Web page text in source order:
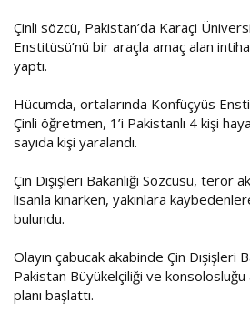
Çinli sözcü, Pakistan’da Karaçi
Enstitüsü’nü bir araçla amaç alan
yaptı.
Hücumda, ortalarında Konfüçyüs
Çinli öğretmen, 1’i Pakistanlı 4 kişi
sayıda kişi yaralandı.
Çin Dışişleri Bakanlığı Sözcüsü, terör
lisanla kınarken, yakınlara
bulundu.
Olayın çabucak akabinde Çin Dışişleri
Pakistan Büyükelçiliği ve
planı başlattı.